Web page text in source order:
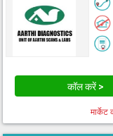
कॉल करें >